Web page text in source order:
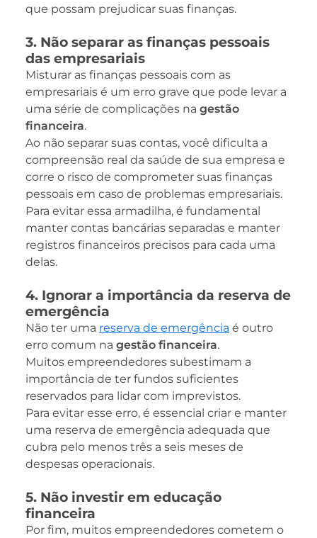
que possam prejudicar suas finanças.
3. Não separar as finanças pessoais
das empresariais
Misturar as finanças pessoais com as
empresariais é um erro grave que pode levar a
uma série de complicações na gestão
financeira.
Ao não separar suas contas, você dificulta a
compreensão real da saúde de sua empresa e
corre o risco de comprometer suas finanças
pessoais em caso de problemas empresariais.
Para evitar essa armadilha, é fundamental
manter contas bancárias separadas e manter
registros financeiros precisos para cada uma
delas.
4. Ignorar a importância da reserva de
emergência
Não ter uma reserva de emergência é outro
erro comum na gestão financeira.
Muitos empreendedores subestimam a
importância de ter fundos suficientes
reservados para lidar com imprevistos.
Para evitar esse erro, é essencial criar e manter
uma reserva de emergência adequada que
cubra pelo menos três a seis meses de
despesas operacionais.
5. Não investir em educação
financeira
Por fim, muitos empreendedores cometem o